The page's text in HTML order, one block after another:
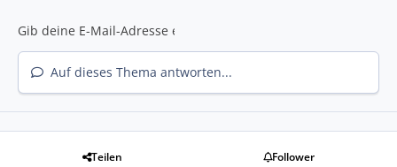
Auf dieses Thema antworten...
Teilen Follower